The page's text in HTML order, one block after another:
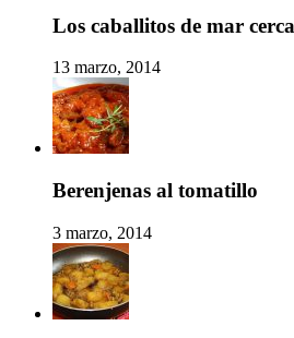
Los caballitos de mar
13 marzo, 2014
Berenjenas al tomatillo
3 marzo, 2014